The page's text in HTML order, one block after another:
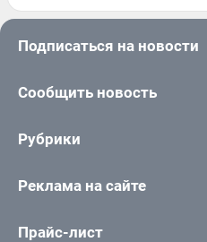
Подписаться на новости
Сообщить новость
Рубрики
Реклама на сайте
Прайс-лист